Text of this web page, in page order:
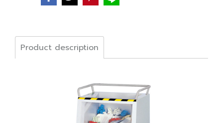
Product description